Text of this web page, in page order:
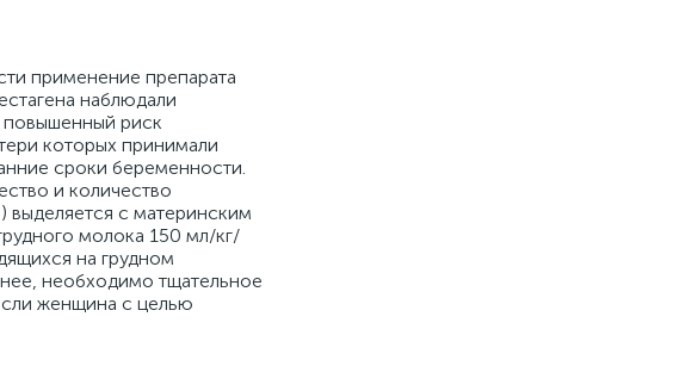
применение препарата
наблюдали
повышенный риск
которых принимали
сроки беременности.
и количество
выделяется с материнским
молока 150 мл/кг/
на грудном
необходимо тщательное
женщина с целью